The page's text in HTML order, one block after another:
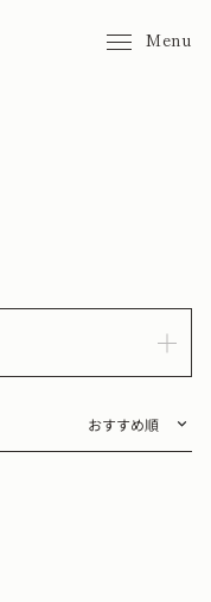
Menu